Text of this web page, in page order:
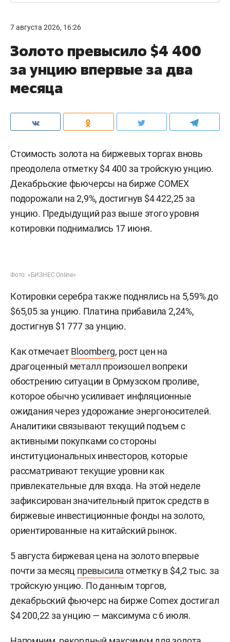
7 августа 2026, 16:26
Золото превысило $4 400
за унцию впервые за два
месяца
Стоимость золота на биржевых торгах вновь
преодолела отметку $4 400 за тройскую унцию.
Декабрьские фьючерсы на бирже COMEX
подорожали на 2,9%, достигнув $4 422,25 за
унцию. Предыдущий раз выше этого уровня
котировки поднимались 17 июня.
Фото: «БИЗНЕС Online»
Котировки серебра также поднялись на 5,59% до
$65,05 за унцию. Платина прибавила 2,24%,
достигнув $1 777 за унцию.
Как отмечаетBloomberg, рост цен на
драгоценный металл произошел вопреки
обострению ситуации в Ормузском проливе,
которое обычно усиливает инфляционные
ожидания через удорожание энергоносителей.
Аналитики связывают текущий подъем с
активными покупками со стороны
институциональных инвесторов, которые
рассматривают текущие уровни как
привлекательные для входа. На этой неделе
зафиксирован значительный приток средств в
биржевые инвестиционные фонды на золото,
ориентированные на китайский рынок.
5 августа биржевая цена на золото впервые
почти за месяц превысила отметку в $4,2 тыс. за
тройскую унцию. По данным торгов,
декабрьский фьючерс на бирже Comex достигал
$4 200,22 за унцию — максимума с 6 июля.